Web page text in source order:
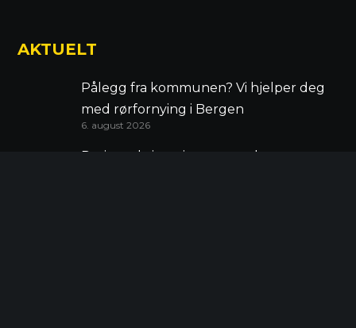
AKTUELT
Pålegg fra kommunen? Vi hjelper deg
med rørfornying i Bergen
6. august 2026
Rørinspeksjon gir tryggere bygg og